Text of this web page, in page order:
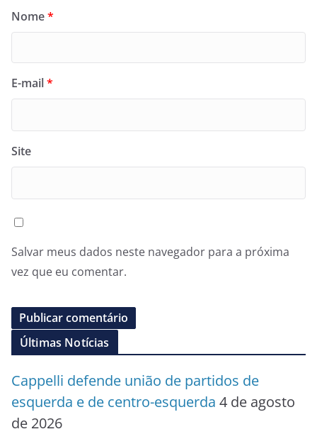
Nome*
E-mail*
Site
Salvar meus dados neste navegador para a próxima
vez que eu comentar.
Últimas Notícias
Cappelli defende união de partidos de
esquerda e de centro-esquerda 4 de agosto
de 2026